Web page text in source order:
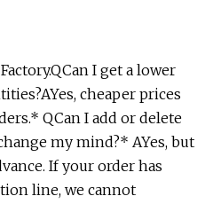
I get a lower
cheaper prices
QCan I add or delete
my mind?* AYes, but
If your order has
line, we cannot